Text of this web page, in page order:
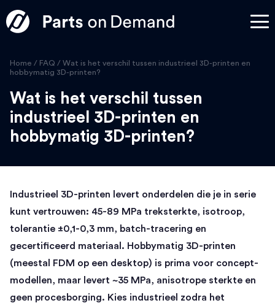
Home / FAQ / Wat is het verschil tussen industrieel 3D-printen en
hobbymatig 3D-printen?
Wat is het verschil tussen
industrieel 3D-printen en
hobbymatig 3D-printen?
Industrieel 3D-printen levert onderdelen die je in serie
kunt vertrouwen: 45-89 MPa treksterkte, isotroop,
tolerantie ±0,1-0,3 mm, batch-tracering en
gecertificeerd materiaal. Hobbymatig 3D-printen
(meestal FDM op een desktop) is prima voor concept-
modellen, maar levert ~35 MPa, anisotrope sterkte en
geen procesborging. Kies industrieel zodra het